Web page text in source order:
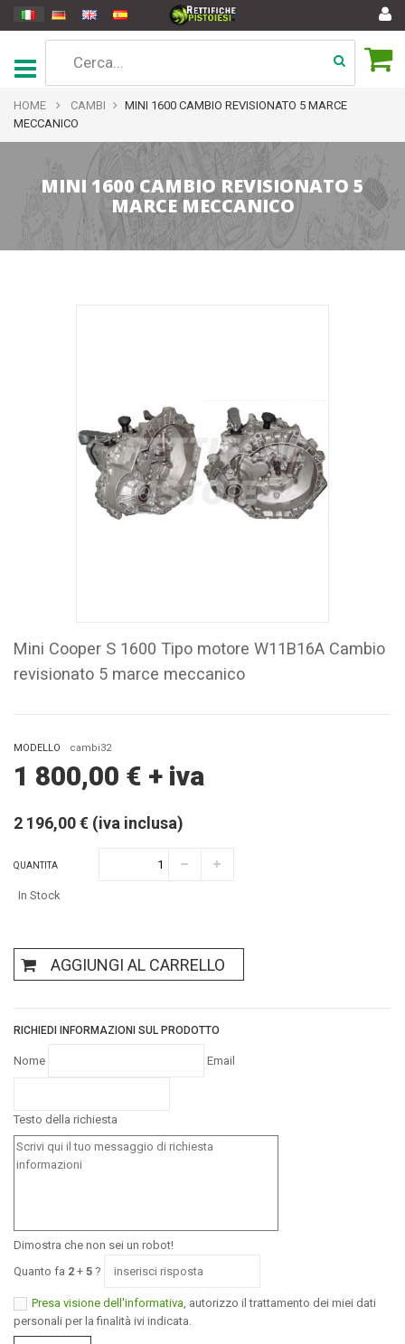
HOME CAMBI
MINI 1600 CAMBIO REVISIONATO 5 MARCE
MECCANICO
MINI 1600 CAMBIO REVISIONATO 5
MARCE MECCANICO
Mini Cooper S 1600 Tipo motore W11B16A Cambio
revisionato 5 marce meccanico
MODELLO cambi32
1 800,00 € + iva
2 196,00 € (iva inclusa)
QUANTITA
In Stock
AGGIUNGI AL CARRELLO
RICHIEDI INFORMAZIONI SUL PRODOTTO
Nome Email
Testo della richiesta
Dimostra che non sei un robot!
Quanto fa 2 + 5 ?
Presa visione dell'informativa , autorizzo il trattamento dei miei dati
personali per la finalità ivi indicata.